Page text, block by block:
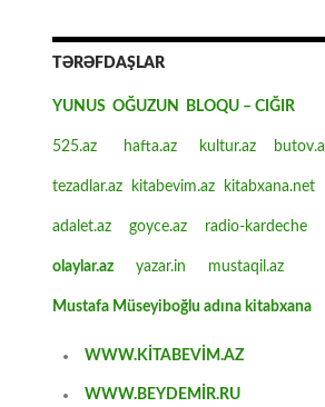
TƏRƏFDAŞLAR
YUNUS OĞUZUN BLOQU – CIĞIR
525.az hafta.az kultur.az
tezadlar.az kitabevim.az kitabxana.net
adalet.az goyce.az radio-kardeche
olaylar.az yazar.in mustaqil.az
Mustafa Müseyiboğlu adına kitabxana
WWW.KİTABEVİM.AZ
WWW.BEYDEMİR.RU